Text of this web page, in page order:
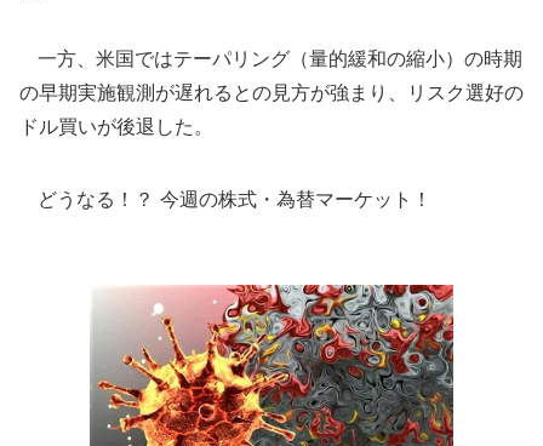
一方、米国ではテーパリング（量的緩和の縮小）の時期
の早期実施観測が遅れるとの見方が強まり、リスク選好の
ドル買いが後退した。
どうなる！？ 今週の株式・為替マーケット！